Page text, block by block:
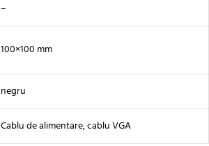
–
100×100 mm
negru
Cablu de alimentare, cablu VGA